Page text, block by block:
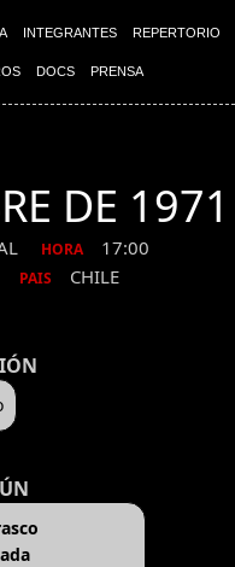
INTEGRANTES REPERTORIO
DOCS PRENSA
DE 1971
HORA 17:00
PAIS CHILE